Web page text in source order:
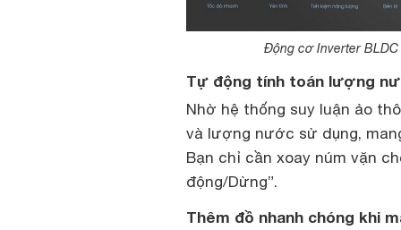
Động cơ Inverter BLDC
Tự động tính toán lượng
Nhờ hệ thống suy luận ảo
và lượng nước sử dụng,
Bạn chỉ cần xoay núm vặn
động/Dừng”.
Thêm đồ nhanh chóng khi